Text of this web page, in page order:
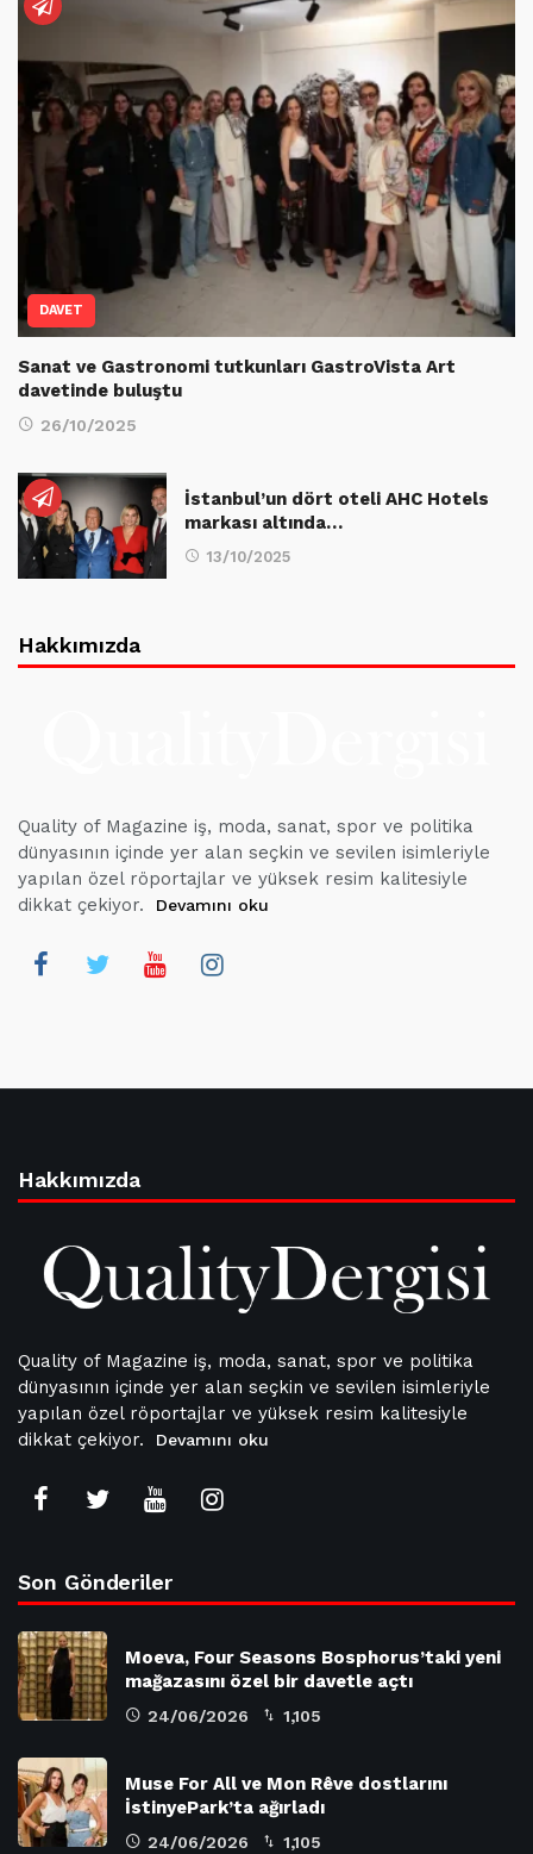
DAVET
Sanat ve Gastronomi tutkunları GastroVista Art
davetinde buluştu
26/10/2025
İstanbul’un dört oteli AHC Hotels
markası altında…
13/10/2025
Hakkımızda
Quality of Magazine iş, moda, sanat, spor ve politika
dünyasının içinde yer alan seçkin ve sevilen isimleriyle
yapılan özel röportajlar ve yüksek resim kalitesiyle
dikkat çekiyor.
Devamını oku
Hakkımızda
Quality of Magazine iş, moda, sanat, spor ve politika
dünyasının içinde yer alan seçkin ve sevilen isimleriyle
yapılan özel röportajlar ve yüksek resim kalitesiyle
dikkat çekiyor.
Devamını oku
Son Gönderiler
Moeva, Four Seasons Bosphorus’taki yeni
mağazasını özel bir davetle açtı
24/06/2026 1,105
Muse For All ve Mon Rêve dostlarını
İstinyePark’ta ağırladı
24/06/2026 1,105